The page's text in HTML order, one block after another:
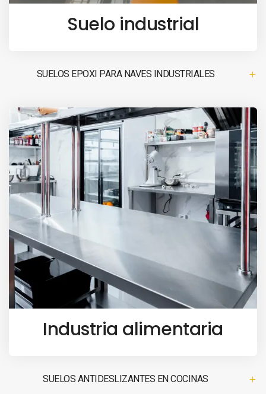
Suelo industrial
SUELOS EPOXI PARA NAVES INDUSTRIALES
Industria alimentaria
SUELOS ANTIDESLIZANTES EN COCINAS